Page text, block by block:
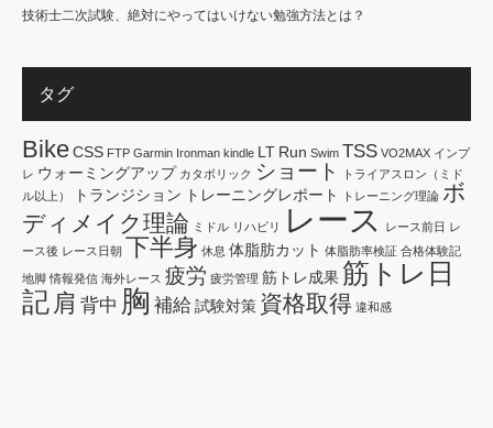
技術士二次試験、絶対にやってはいけない勉強方法とは？
タグ
BikeCSS FTP Garmin Ironman kindle LT Run Swim TSS VO2MAX インプ
レ ウォーミングアップ カタボリック ショート
トライアスロン（ミド
ル以上）
トランジション トレーニングレポート トレーニング理論 ボ
ディメイク理論 ミドル リハビリ レース レース前日 レ
ース後 レース日朝 下半身 休息 体脂肪カット 体脂肪率検証 合格体験記
地脚 情報発信 海外レース 疲労 疲労管理 筋トレ成果 筋トレ日
記 肩 背中 胸 補給 試験対策 資格取得 違和感